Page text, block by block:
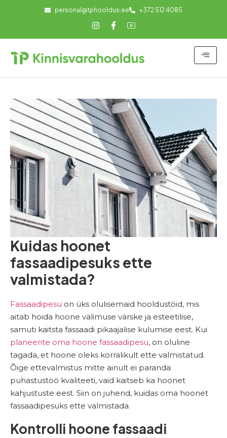
personal@tphooldus.ee +372 512 4085
Kuidas hoonet
fassaadipesuks ette
valmistada?
Fassaadipesu on üks olulisemaid hooldustöid, mis
aitab hoida hoone välimuse värske ja esteetilise,
samuti kaitsta fassaadi pikaajalise kulumise eest. Kui
planeerite oma hoone fassaadipesu, on oluline
tagada, et hoone oleks korralikult ette valmistatud.
Õige ettevalmistus mitte ainult ei paranda
puhastustöö kvaliteeti, vaid kaitseb ka hoonet
kahjustuste eest. Siin on juhend, kuidas oma hoonet
fassaadipesuks ette valmistada.
Kontrolli hoone fassaadi